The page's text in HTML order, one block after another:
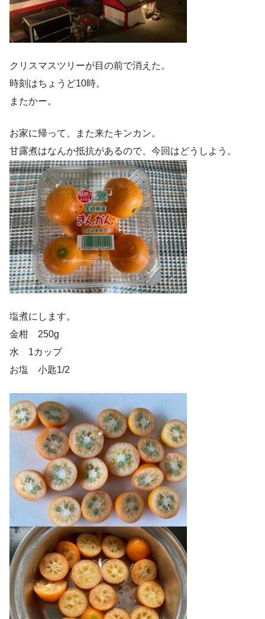
クリスマスツリーが目の前で消えた。
時刻はちょうど10時。
またかー。
お家に帰って、また来たキンカン。
甘露煮はなんか抵抗があるので、今回はどうしよう。
塩煮にします。
金柑 250g
水 1カップ
お塩 小匙1/2